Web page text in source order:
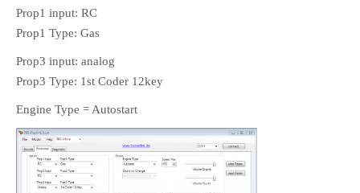
Prop1 input: RC
Prop1 Type: Gas
Prop3 input: analog
Prop3 Type: 1st Coder 12key
Engine Type = Autostart